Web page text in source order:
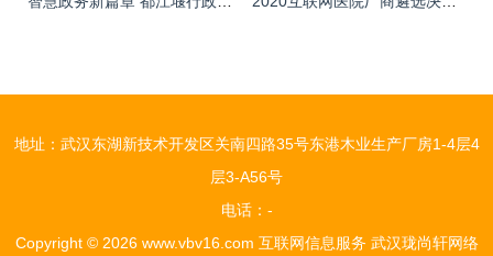
地址：武汉东湖新技术开发区关南四路35号东港木业生产厂房1-4层4
层3-A56号
电话：-
Copyright © 2026 www.vbv16.com 互联网信息服务 武汉珑尚轩网络